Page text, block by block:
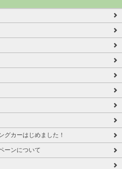
グカーはじめました！
ーンについて